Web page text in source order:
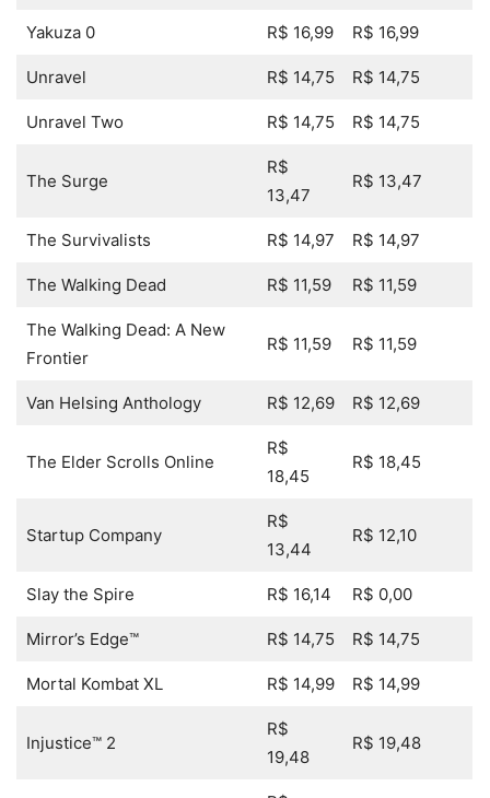
Yakuza 0 R$ 16,99 R$ 16,99
Unravel R$ 14,75 R$ 14,75
Unravel Two R$ 14,75 R$ 14,75
The Surge
R$
13,47
R$ 13,47
The Survivalists R$ 14,97 R$ 14,97
The Walking Dead R$ 11,59 R$ 11,59
The Walking Dead: A New
Frontier
R$ 11,59 R$ 11,59
Van Helsing Anthology R$ 12,69 R$ 12,69
The Elder Scrolls Online
R$
18,45
R$ 18,45
Startup Company
R$
13,44
R$ 12,10
Slay the Spire R$ 16,14 R$ 0,00
Mirror’s Edge™ R$ 14,75 R$ 14,75
Mortal Kombat XL R$ 14,99 R$ 14,99
Injustice™ 2
R$
19,48
R$ 19,48